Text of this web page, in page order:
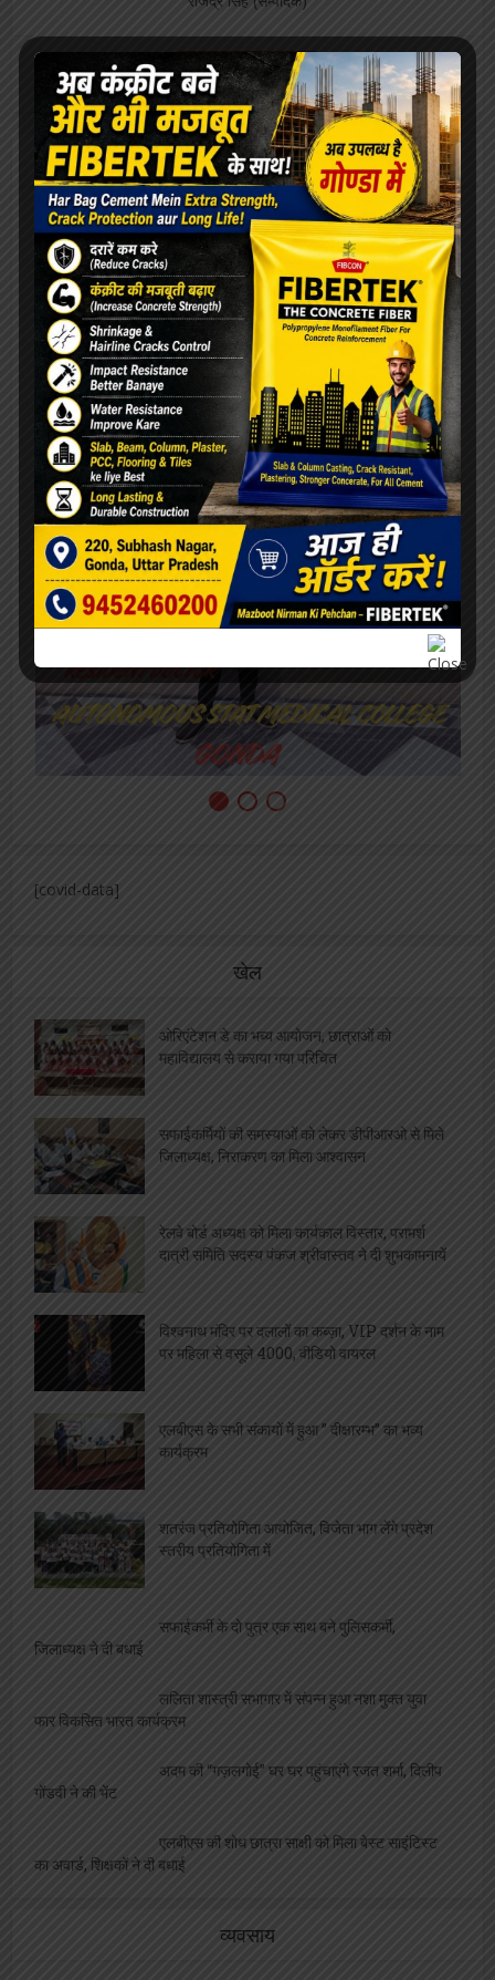
View all posts
Our Advertisement
[covid-data]
खेल
ओरिएंटेशन डे का भब्य आयोजन, छात्राओं को
महाविद्यालय से कराया गया परिचित
सफाईकर्मियों की समस्याओं को लेकर डीपीआरओ से मिले
जिलाध्यक्ष, निराकरण का मिला आश्वासन
रेलवे बोर्ड अध्यक्ष को मिला कार्यकाल विस्तार, परामर्श
दात्री समिति सदस्य पंकज श्रीवास्तव ने दी शुभकामनायें
विश्वनाथ मंदिर पर दलालों का कब्ज़ा, VIP दर्शन के नाम
पर महिला से वसूले 4000, वीडियो वायरल
एलबीएस के सभी संकायों में हुआ ” दीक्षारम्भ” का भव्य
कार्यक्रम
शतरंज प्रतियोगिता आयोजित, विजेता भाग लेंगे प्रदेश
स्तरीय प्रतियोगिता में
सफाईकर्मी के दो पुत्र एक साथ बने पुलिसकर्मी,
जिलाध्यक्ष ने दी बधाई
ललिता शास्त्री सभागार में संपन्न हुआ नशा मुक्त युवा
फार विकसित भारत कार्यक्रम
अदम की “गज़लगोई” घर घर पहुंचाएंगे रजत शर्मा, दिलीप
गोंडवी ने की भेंट
एलबीएस की शोध छात्रा साक्षी को मिला बेस्ट साइंटिस्ट
का अवार्ड, शिक्षकों ने दी बधाई
व्यवसाय